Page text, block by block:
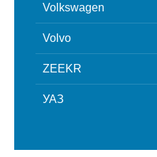
Volkswagen
Volvo
ZEEKR
УАЗ